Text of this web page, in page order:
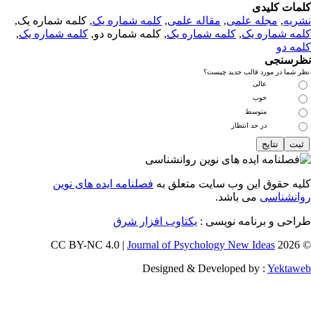
کلیدی
,مجله علمی, مقاله علمی, کلمه شماره یک, کلمه شماره یک,
شماره یک,کلمه شماره یک, کلمه شماره دو,کلمه شماره یک,
دو
شما در مورد قالب جدید چیست؟
عالی
خوب
متوسط
در حد انتظار
حقوق این وب سایت متعلق بهفصلنامه ایده های نوین
می باشد.
و برنامه نویسی : یکتاوب افزار شرق
©
Journal of Psychology New Ideas
Designed & Developed by :